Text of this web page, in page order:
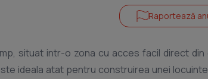
Raportează
situat intr-o zona cu acces facil direct din
ideala atat pentru construirea unei